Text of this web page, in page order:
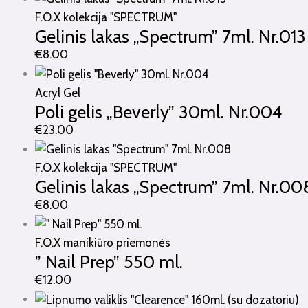
F.O.X kolekcija "SPECTRUM"
Gelinis lakas „Spectrum” 7ml. Nr.013
€8.00
Acryl Gel
Poli gelis „Beverly” 30ml. Nr.004
€23.00
F.O.X kolekcija "SPECTRUM"
Gelinis lakas „Spectrum” 7ml.
€8.00
F.O.X manikiūro priemonės
” Nail Prep” 550 ml.
€12.00